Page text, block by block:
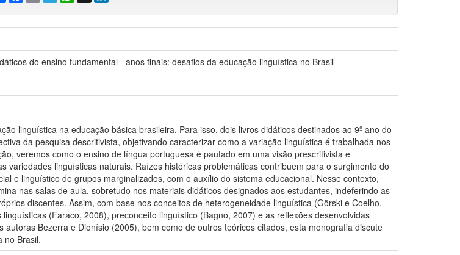
do ensino fundamental - anos finais: desafios da educação linguística no Brasil
linguística na educação básica brasileira. Para isso, dois livros didáticos destinados ao 9º ano do
da pesquisa descritivista, objetivando caracterizar como a variação linguística é trabalhada nos
veremos como o ensino de língua portuguesa é pautado em uma visão prescritivista e
variedades linguísticas naturais. Raízes históricas problemáticas contribuem para o surgimento do
e linguístico de grupos marginalizados, com o auxílio do sistema educacional. Nesse contexto,
nas salas de aula, sobretudo nos materiais didáticos designados aos estudantes, indeferindo as
discentes. Assim, com base nos conceitos de heterogeneidade linguística (Görski e Coelho,
(Faraco, 2008), preconceito linguístico (Bagno, 2007) e as reflexões desenvolvidas
Bezerra e Dionísio (2005), bem como de outros teóricos citados, esta monografia discute
no Brasil.